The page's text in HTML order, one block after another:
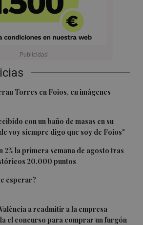
Torres en Foios, en imágenes
con un baño de masas en su
voy siempre digo que soy de Foios"
2% la primera semana de agosto tras
20.000 puntos
esperar?
a readmitir a la empresa
el concurso para comprar un furgón